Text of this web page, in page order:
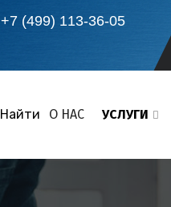
+7 (499) 113-36-05
О НАС УСЛУГИ